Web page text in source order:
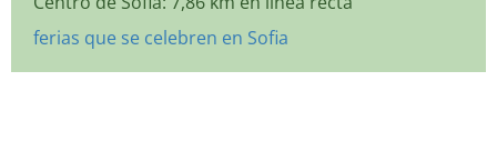
ferias que se celebren en Sofia